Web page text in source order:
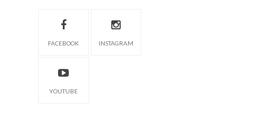
FACEBOOK INSTAGRAM
YOUTUBE